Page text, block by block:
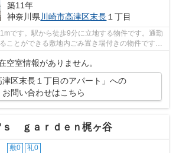
築11年
神奈川県川崎市高津区末長１丁目
です。駅から徒歩9分に立地する物件です。通勤
ことができる敷地内ごみ置き場付きの物件です。
空室情報がありません。
津区末長１丁目のアパート」への
お問い合わせはこちら
ｓ ｇａｒｄｅｎ梶ヶ谷
敷0 礼0